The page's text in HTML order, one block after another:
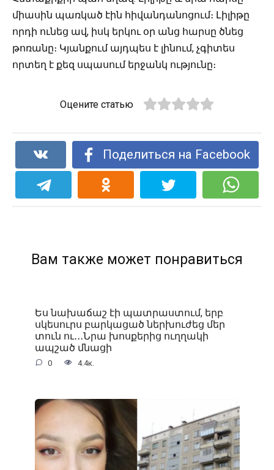
միասին պառկած էին հիվանդանոցում։ Լիլիթը
որդի ունեց ավ, իսկ երկու օր անց հարսը ծնեց
թոռանը։ Կյանքում այդպես է լինում, չգիտես
որտեղ է քեզ սպասում երջանկ ությունը։
Оцените статью
Поделиться на Facebook
Вам также может понравиться
Ես նախաճաշ էի պատրաստում, երբ
սկեսուրս բարկացած ներխուժեց մեր
տուն ու․․․Նրա խոսքերից ուղղակի
ապշած մնացի
0 4.4к.